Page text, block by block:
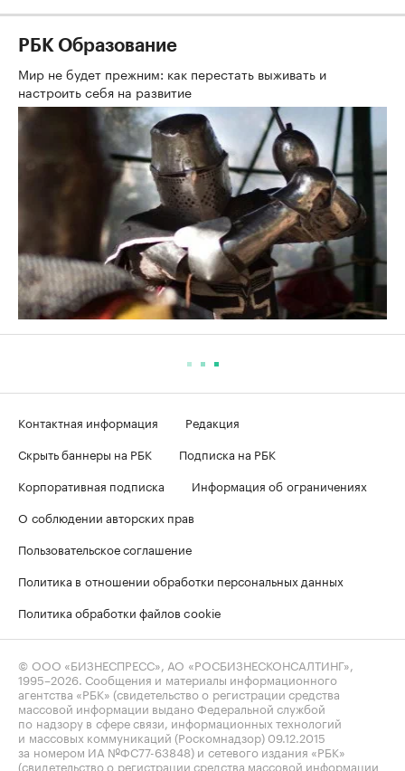
РБК Образование
Мир не будет прежним: как перестать выживать и
настроить себя на развитие
Контактная информация
Редакция
Скрыть баннеры на РБК
Подписка на РБК
Корпоративная подписка
Информация об ограничениях
О соблюдении авторских прав
Пользовательское соглашение
Политика в отношении обработки персональных данных
Политика обработки файлов cookie
© ООО «БИЗНЕСПРЕСС», АО «РОСБИЗНЕСКОНСАЛТИНГ»,
1995–2026. Сообщения и материалы информационного
агентства «РБК» (свидетельство о регистрации средства
массовой информации выдано Федеральной службой
по надзору в сфере связи, информационных технологий
и массовых коммуникаций (Роскомнадзор) 09.12.2015
за номером ИА №ФС77-63848) и сетевого издания «РБК»
(свидетельство о регистрации средства массовой информации